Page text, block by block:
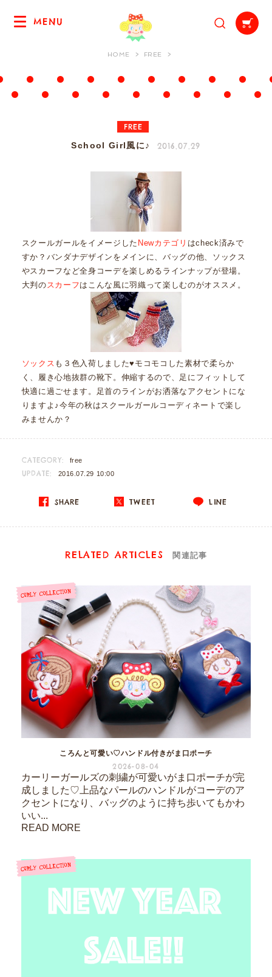
MENU
HOME FREE
FREE
School Girl風に♪ 2016.07.29
スクールガールをイメージした Newカテゴリ はcheck済みで
すか？バンダナデザインをメインに、バッグの他、ソックス
やスカーフなど全身コーデを楽しめるラインナップが登場。
大判のスカーフはこんな風に羽織って楽しむのがオススメ。
ソックス も３色入荷しました♥モコモコした素材で柔らか
く、履き心地抜群の靴下。伸縮するので、足にフィットして
快適に過ごせます。足首のラインがお洒落なアクセントにな
りますよ♪今年の秋はスクールガールコーディネートで楽し
みませんか？
CATEGORY: free
UPDATE: 2016.07.29 10:00
SHARE TWEET LINE
RELATED ARTICLES 関連記事
ころんと可愛い♡ハンドル付きがま口ポーチ
2026-08-04
カーリーガールズの刺繍が可愛いがま口ポーチが完
成しました♡上品なパールのハンドルがコーデのア
クセントになり、バッグのように持ち歩いてもかわ
いい...
READ MORE